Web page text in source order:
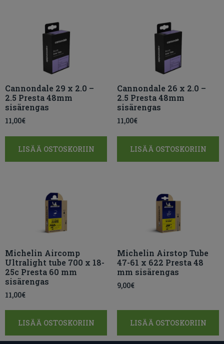
Cannondale 29 x 2.0 –
2.5 Presta 48mm
sisärengas
11,00€
LISÄÄ OSTOSKORIIN
Cannondale 26 x 2.0 –
2.5 Presta 48mm
sisärengas
11,00€
LISÄÄ OSTOSKORIIN
Michelin Aircomp
Ultralight tube 700 x 18-
25c Presta 60 mm
sisärengas
11,00€
LISÄÄ OSTOSKORIIN
Michelin Airstop Tube
47-61 x 622 Presta 48
mm sisärengas
9,00€
LISÄÄ OSTOSKORIIN